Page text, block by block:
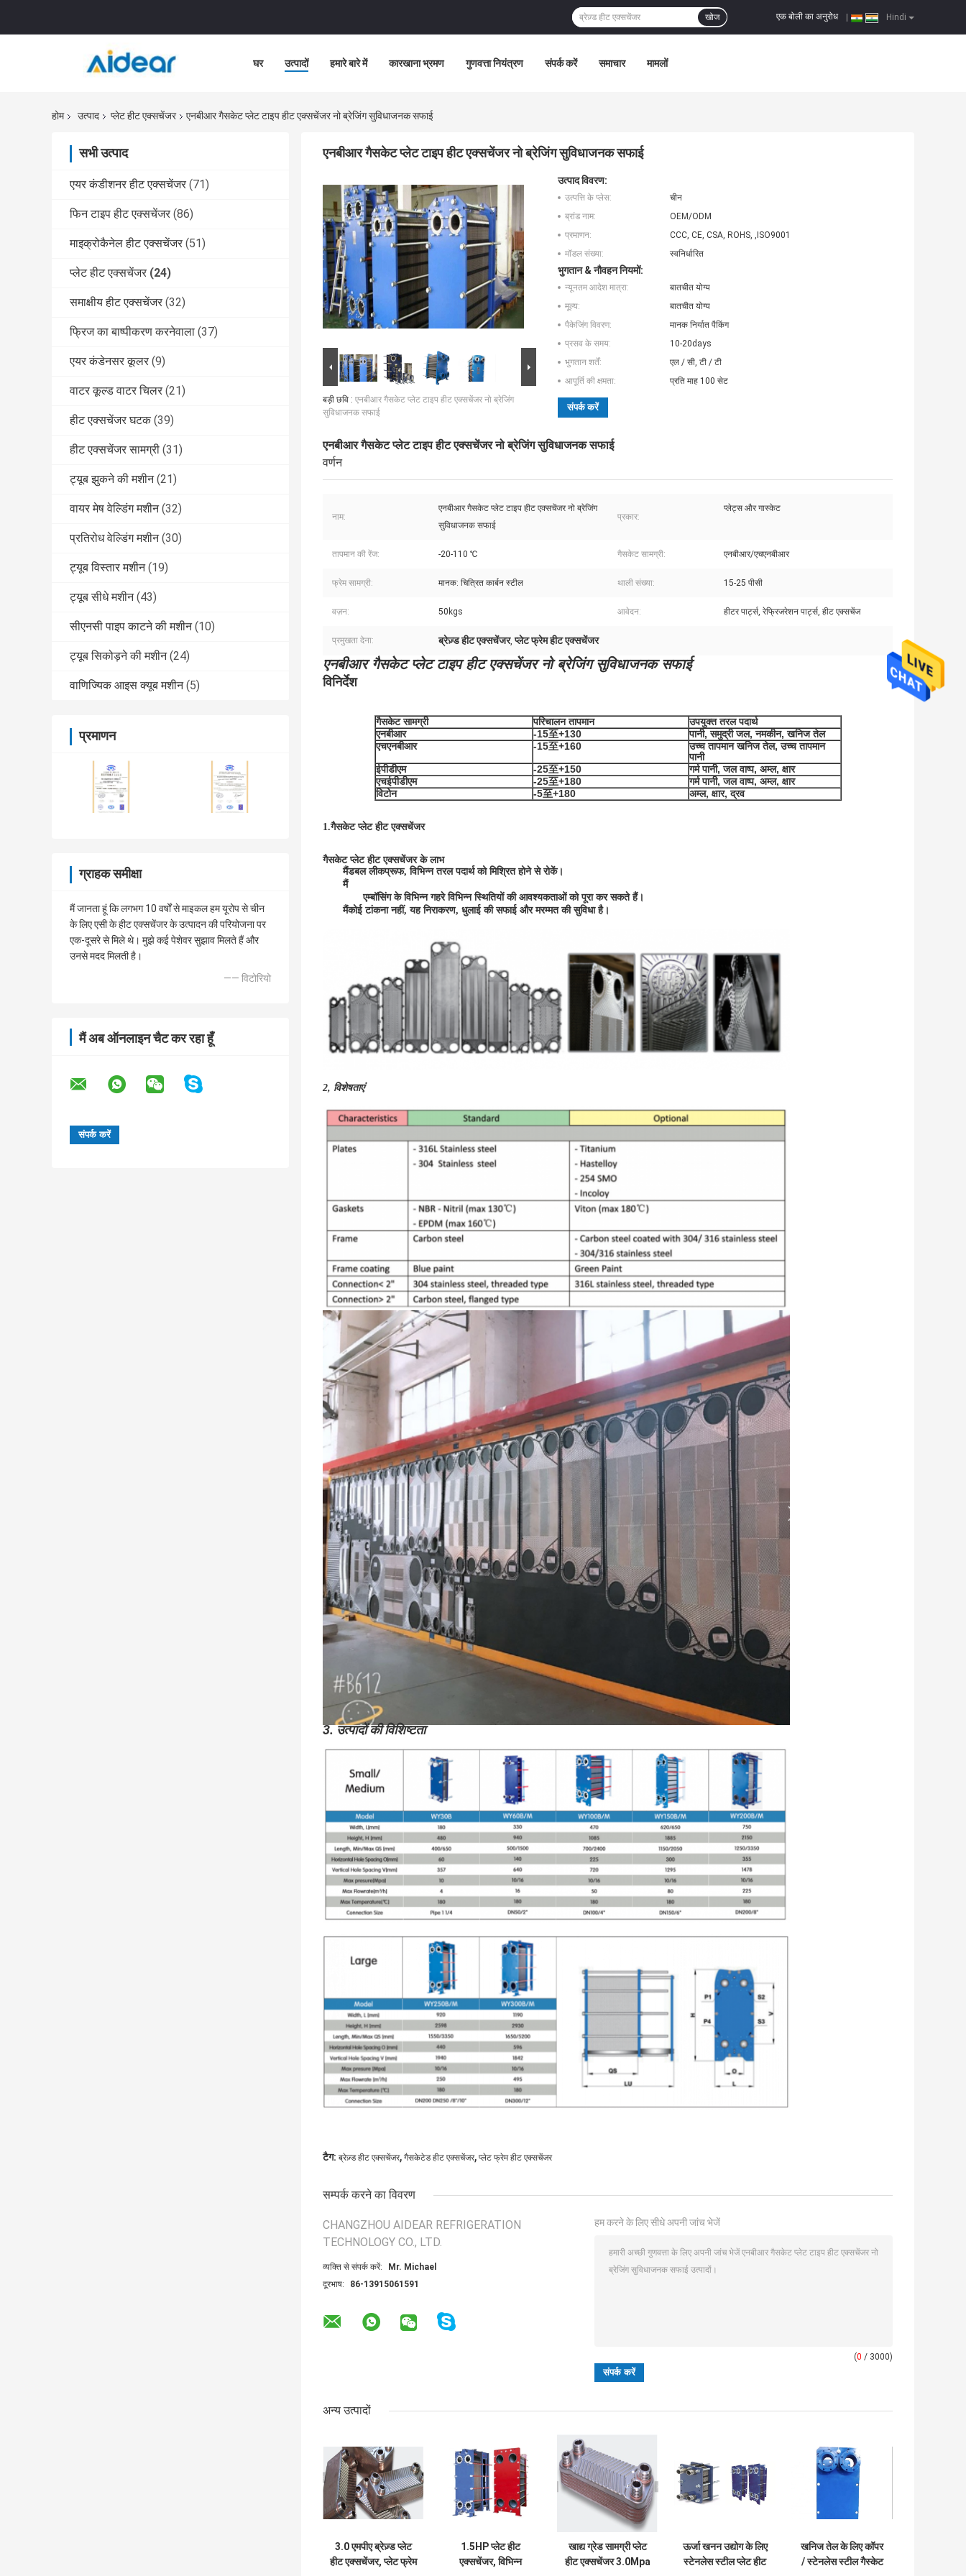
Hindi
एक बोली का अनुरोध
खोज
घर उत्पादों हमारे बारे में कारखाना भ्रमण गुणवत्ता नियंत्रण संपर्क करें समाचार मामलों
होम उत्पाद प्लेट हीट एक्सचेंजर एनबीआर गैसकेट प्लेट टाइप हीट एक्सचेंजर नो ब्रेजिंग सुविधाजनक सफाई
सभी उत्पाद
एयर कंडीशनर हीट एक्सचेंजर (71)
फिन टाइप हीट एक्सचेंजर (86)
माइक्रोकैनेल हीट एक्सचेंजर (51)
प्लेट हीट एक्सचेंजर (24)
समाक्षीय हीट एक्सचेंजर (32)
फ्रिज का बाष्पीकरण करनेवाला (37)
एयर कंडेनसर कूलर (9)
वाटर कूल्ड वाटर चिलर (21)
हीट एक्सचेंजर घटक (39)
हीट एक्सचेंजर सामग्री (31)
ट्यूब झुकने की मशीन (21)
वायर मेष वेल्डिंग मशीन (32)
प्रतिरोध वेल्डिंग मशीन (30)
ट्यूब विस्तार मशीन (19)
ट्यूब सीधे मशीन (43)
सीएनसी पाइप काटने की मशीन (10)
ट्यूब सिकोड़ने की मशीन (24)
वाणिज्यिक आइस क्यूब मशीन (5)
प्रमाणन
ग्राहक समीक्षा
मैं जानता हूं कि लगभग 10 वर्षों से माइकल हम यूरोप से चीन
के लिए एसी के हीट एक्सचेंजर के उत्पादन की परियोजना पर
एक-दूसरे से मिले थे। मुझे कई पेशेवर सुझाव मिलते हैं और
उनसे मदद मिलती है।
—— विटोरियो
मैं अब ऑनलाइन चैट कर रहा हूँ
एनबीआर गैसकेट प्लेट टाइप हीट एक्सचेंजर नो ब्रेजिंग सुविधाजनक सफाई
बड़ी छवि : एनबीआर गैसकेट प्लेट टाइप हीट एक्सचेंजर नो ब्रेजिंग
सुविधाजनक सफाई
उत्पाद विवरण:
उत्पत्ति के प्लेस:
चीन
ब्रांड नाम:
OEM/ODM
प्रमाणन:
CCC, CE, CSA, ROHS, ,ISO9001
मॉडल संख्या:
स्वनिर्धारित
भुगतान & नौवहन नियमों:
न्यूनतम आदेश मात्रा:
बातचीत योग्य
मूल्य:
बातचीत योग्य
पैकेजिंग विवरण:
मानक निर्यात पैकिंग
प्रसव के समय:
10-20days
भुगतान शर्तें:
एल / सी, टी / टी
आपूर्ति की क्षमता:
प्रति माह 100 सेट
संपर्क करें
एनबीआर गैसकेट प्लेट टाइप हीट एक्सचेंजर नो ब्रेजिंग सुविधाजनक सफाई
वर्णन
नाम:
एनबीआर गैसकेट प्लेट टाइप हीट एक्सचेंजर नो ब्रेजिंग
सुविधाजनक सफाई
प्रकार:
प्लेट्स और गास्केट
तापमान की रेंज: -20-110 ℃ गैसकेट सामग्री: एनबीआर/एचएनबीआर
फ्रेम सामग्री: मानक: चित्रित कार्बन स्टील थाली संख्या: 15-25 पीसी
वज़न: 50kgs आवेदन: हीटर पार्ट्स, रेफ्रिजरेशन पार्ट्स, हीट एक्सचेंज
प्रमुखता देना: ब्रेज़्ड हीट एक्सचेंजर,प्लेट फ्रेम हीट एक्सचेंजर
एनबीआर गैसकेट प्लेट टाइप हीट एक्सचेंजर नो ब्रेजिंग सुविधाजनक सफाई
विनिर्देश
गैसकेट सामग्री परिचालन तापमान
उपयुक्त तरल पदार्थ
एनबीआर
-15至+130
पानी, समुद्री जल, नमकीन, खनिज तेल
एचएनबीआर
-15至+160
उच्च तापमान खनिज तेल, उच्च तापमान
पानी
ईपीडीएम
-25至+150
गर्म पानी, जल वाष्प, अम्ल, क्षार
एचईपीडीएम
-25至+180
गर्म पानी, जल वाष्प, अम्ल, क्षार
विटोन
-5至+180 अम्ल, क्षार, द्रव
1.गैसकेट प्लेट हीट एक्सचेंजर
गैसकेट प्लेट हीट एक्सचेंजर के लाभ
मैंडबल लीकप्रूफ, विभिन्न तरल पदार्थ को मिश्रित होने से रोकें।
मैं
एम्बॉसिंग के विभिन्न गहरे विभिन्न स्थितियों की आवश्यकताओं को पूरा कर सकते हैं।
मैंकोई टांकना नहीं, यह निराकरण, धुलाई की सफाई और मरम्मत की सुविधा है।
2, विशेषताएं
3. उत्पादों की विशिष्टता
टैग: ब्रेज़्ड हीट एक्सचेंजर, गैसकेटेड हीट एक्सचेंजर, प्लेट फ्रेम हीट एक्सचेंजर
सम्पर्क करने का विवरण
CHANGZHOU AIDEAR REFRIGERATION
TECHNOLOGY CO., LTD.
व्यक्ति से संपर्क करें:
Mr. Michael
दूरभाष:
86-13915061591
हम करने के लिए सीधे अपनी जांच भेजें
(0 / 3000)
अन्य उत्पादों
3.0 एमपीए ब्रेज़्ड प्लेट
हीट एक्सचेंजर, प्लेट फ्रेम
1.5HP प्लेट हीट
एक्सचेंजर, विभिन्न
खाद्य ग्रेड सामग्री प्लेट
हीट एक्सचेंजर 3.0Mpa
ऊर्जा खनन उद्योग के लिए
स्टेनलेस स्टील प्लेट हीट
खनिज तेल के लिए कॉपर
/ स्टेनलेस स्टील गैस्केट